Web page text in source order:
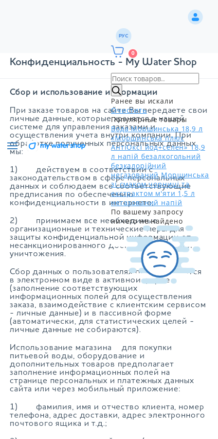
РУС
0
Ранее вы искали
Очистить
Популярные товары
Вода Моршинська 18,9 л
«Моршинська плюс
АнтіОксі йод+селен» 18,9
л напій безалкогольний
безкалорійний
негазований Моршинська
зі смаком чорниці та
екстрактом м'яти 1,5 л
негазований напій
По вашему запросу
ничего не найдено
Конфиденциальность - My Water Shop
Сбор и использование информации
При заказе товаров на сайте Вы передаете свои
личные данные, которые хранятся в нашей
системе для управления заказами и
осуществления учета внутри компании. При
обработке полученных персональных данных
мы:
1) действуем в соответствии с
законодательством в сфере персональных
данных и соблюдаем все соответствующие
предписания по обеспечению
конфиденциальности в интернете;
2) принимаем все необходимые
организационные и технические меры для
защиты конфиденциальной информации от
несанкционированного доступа, потери или
уничтожения.
Сбор данных о пользователях осуществляется
в электронном виде в активной форме
(заполнение соответствующих
информационных полей для осуществления
заказа, взаимодействие с клиентским сервисом
- личные данные) и в пассивной форме
(автоматически, для статистических целей -
личные данные не собираются).
Использование магазина для покупки
питьевой воды, оборудование и
дополнительных товаров предполагает
заполнение информационных полей на
странице персональных и платежных данных
сайта или через мобильный приложение:
1) фамилия, имя и отчество клиента, номер
телефона, адрес доставки, адрес электронного
почтового ящика и т.д.;